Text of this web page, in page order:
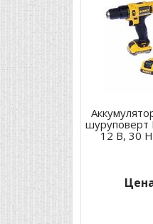
шуруповерт
12 В, 30